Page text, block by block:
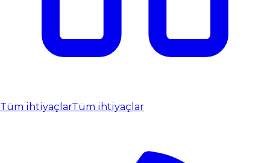
Tüm ihtiyaçlarTüm ihtiyaçlar